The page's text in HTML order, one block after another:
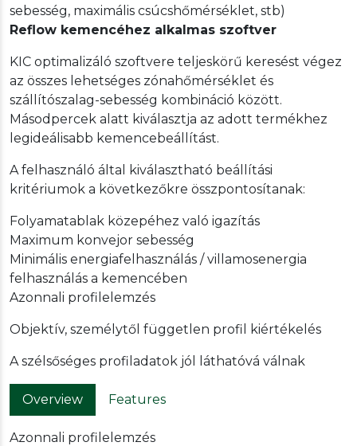
sebesség, maximális csúcshőmérséklet, stb)
Reflow kemencéhez alkalmas szoftver
KIC optimalizáló szoftvere teljeskörű keresést végez
az összes lehetséges zónahőmérséklet és
szállítószalag-sebesség kombináció között.
Másodpercek alatt kiválasztja az adott termékhez
legideálisabb kemencebeállítást.
A felhasználó által kiválasztható beállítási
kritériumok a következőkre összpontosítanak:
Folyamatablak közepéhez való igazítás
Maximum konvejor sebesség
Minimális energiafelhasználás / villamosenergia
felhasználás a kemencében
Azonnali profilelemzés
Objektív, személytől független profil kiértékelés
A szélsőséges profiladatok jól láthatóvá válnak
Overview Features
Azonnali profilelemzés